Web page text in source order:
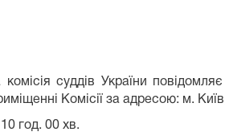
суддів України
Комісії за адресою: м.
год. 00 хв.